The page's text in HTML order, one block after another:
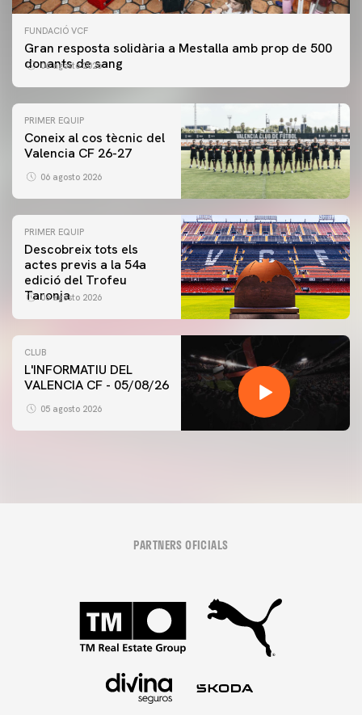
FUNDACIÓ VCF
Gran resposta solidària a Mestalla amb prop de 500
donants de sang
06 agosto 2026
PRIMER EQUIP
Coneix al cos tècnic del
Valencia CF 26-27
06 agosto 2026
PRIMER EQUIP
Descobreix tots els
actes previs a la 54a
edició del Trofeu
Taronja
06 agosto 2026
CLUB
L'INFORMATIU DEL
VALENCIA CF - 05/08/26
05 agosto 2026
PARTNERS OFICIALS